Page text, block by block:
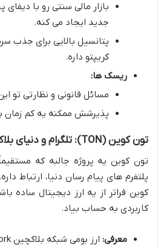
بازار مالی سنتی رو با
جدید ایجاد می کنه.
پتانسیل بالایی برای جذب
کریپتو داره.
ریسک ها:
مسائل قانونی و نظارتی تو
پذیرشش ممکنه یه کم زمان
تون کوین (TON): تلگرام و دنیای بلاکچین
تون کوین یه پروژه جالبه که مستقیماً
پلتفرم های پیام رسان دنیا، ارتباط
کوین فراتر از یه ارز دیجیتال ساده
کاربردی به حساب بیاد.
معرفی: